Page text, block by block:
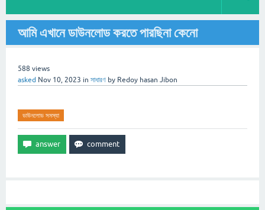
আমি এখানে ডাউনলোড করতে পারছিনা কেনো
588 views
asked Nov 10, 2023 in সাধারণ by Redoy hasan Jibon
ডাউনলোড সমস্যা